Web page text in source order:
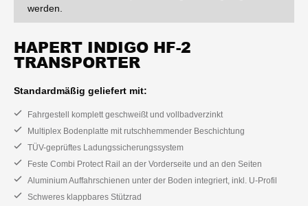
werden.
HAPERT INDIGO HF-2
TRANSPORTER
Standardmäßig geliefert mit:
Fahrgestell komplett geschweißt und vollbadverzinkt
Multiplex Bodenplatte mit rutschhemmender Beschichtung
TÜV-geprüftes Ladungssicherungssystem
Feste Combi Protect Rail an der Vorderseite und an den Seiten
Aluminium Auffahrschienen unter der Boden integriert, inkl. U-Profil
Schweres klappbares Stützrad